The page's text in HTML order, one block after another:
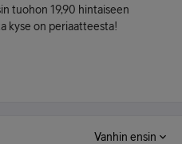
tuohon 19,90 hintaiseen
kyse on periaatteesta!
Vanhin ensin